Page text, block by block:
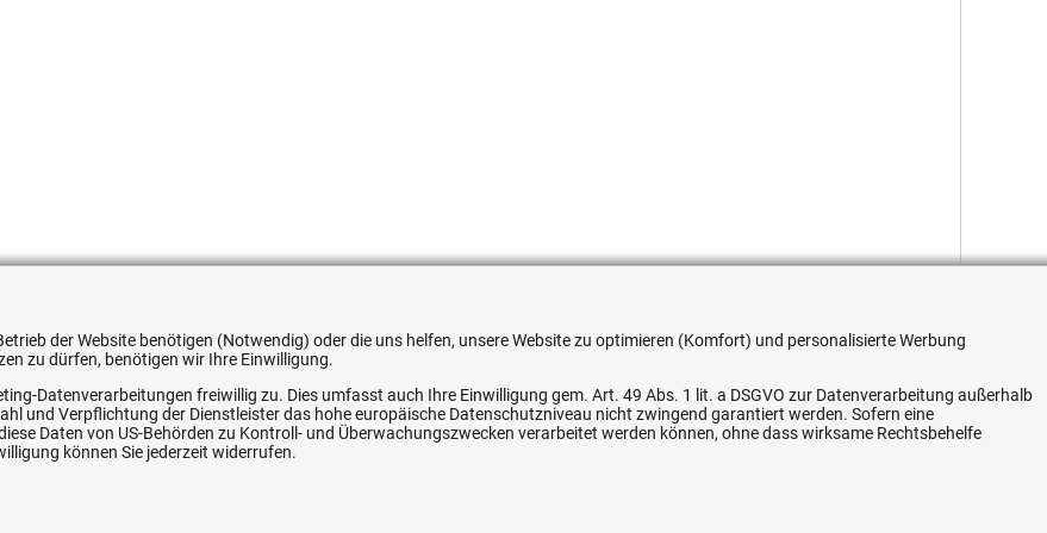
Ihre Hytec-Hydraulik Vorteile
der Website benötigen (Notwendig) oder die uns helfen, unsere Website zu optimieren (Komfort) und personalisierte Werbung
zu dürfen, benötigen wir Ihre Einwilligung.
Datenverarbeitungen freiwillig zu. Dies umfasst auch Ihre Einwilligung gem. Art. 49 Abs. 1 lit. a DSGVO zur Datenverarbeitung außerhalb
und Verpflichtung der Dienstleister das hohe europäische Datenschutzniveau nicht zwingend garantiert werden. Sofern eine
Daten von US-Behörden zu Kontroll- und Überwachungszwecken verarbeitet werden können, ohne dass wirksame Rechtsbehelfe
können Sie jederzeit widerrufen.